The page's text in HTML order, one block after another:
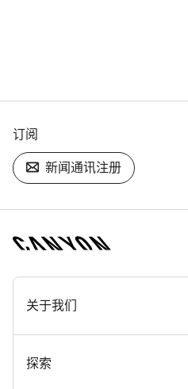
订阅
新闻通讯注册
[footer.linksList.title]
关于我们
奖项
探索